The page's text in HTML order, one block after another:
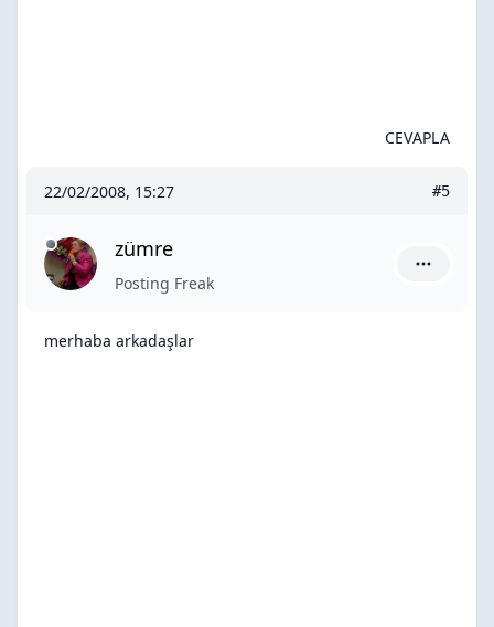
CEVAPLA
22/02/2008, 15:27 #5
zümre
Posting Freak
merhaba arkadaşlar